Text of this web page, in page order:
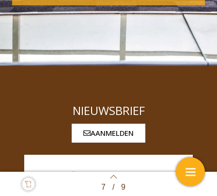
Back to index 7 / 9
NIEUWSBRIEF
AANMELDEN